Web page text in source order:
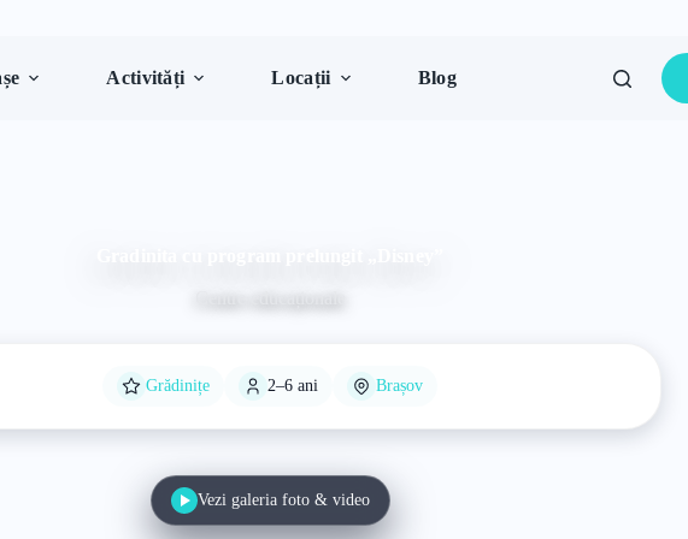
Activități Locații Blog
Centre educaționale
Grădinițe 2–6 ani Brașov
Vezi galeria foto & video